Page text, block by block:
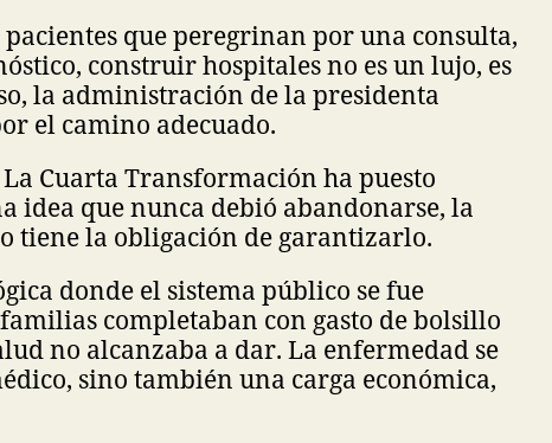
que peregrinan por una consulta,
construir hospitales no es un lujo, es
la administración de la presidenta
el camino adecuado.
Cuarta Transformación ha puesto
idea que nunca debió abandonarse, la
tiene la obligación de garantizarlo.
donde el sistema público se fue
completaban con gasto de bolsillo
no alcanzaba a dar. La enfermedad se
sino también una carga económica,